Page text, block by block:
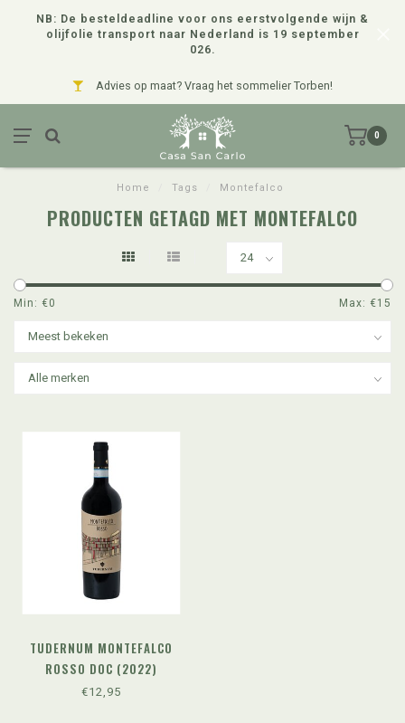
NB: De besteldeadline voor ons eerstvolgende wijn &
olijfolie transport naar Nederland is 19 september
026.
Advies op maat? Vraag het sommelier Torben!
0
Home Tags Montefalco
PRODUCTEN GETAGD MET MONTEFALCO
Min: €0 Max: €15
TUDERNUM MONTEFALCO
ROSSO DOC (2022)
€12,95